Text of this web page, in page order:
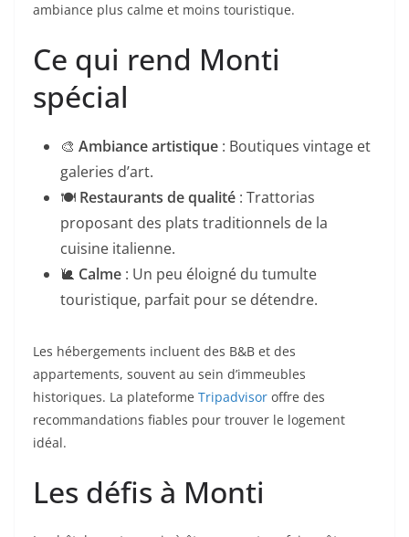
ambiance plus calme et moins touristique.
Ce qui rend Monti
spécial
🎨 Ambiance artistique : Boutiques vintage et
galeries d’art.
🍽️ Restaurants de qualité : Trattorias
proposant des plats traditionnels de la
cuisine italienne.
🐌 Calme : Un peu éloigné du tumulte
touristique, parfait pour se détendre.
Les hébergements incluent des B&B et des
appartements, souvent au sein d’immeubles
historiques. La plateforme Tripadvisor offre des
recommandations fiables pour trouver le logement
idéal.
Les défis à Monti